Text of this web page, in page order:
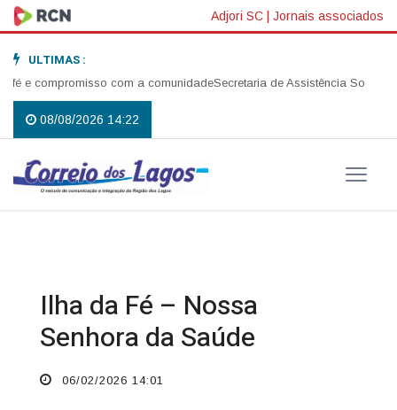
Adjori SC | Jornais associados
ULTIMAS :
e compromisso com a comunidadeSecretaria de Assistência Social
08/08/2026 14:22
Ilha da Fé – Nossa
Senhora da Saúde
06/02/2026 14:01